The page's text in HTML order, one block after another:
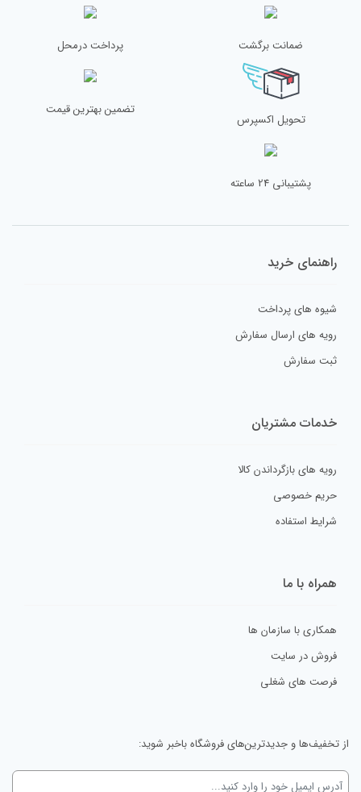
ضمانت برگشت پرداخت درمحل
تحویل اکسپرس
تضمین بهترین قیمت
پشتیبانی 24 ساعته
راهنمای خرید
شیوه های پرداخت
رویه های ارسال سفارش
ثبت سفارش
خدمات مشتریان
رویه های بازگرداندن کالا
حریم خصوصی
شرایط استفاده
همراه با ما
همکاری با سازمان ها
فروش در سایت
فرصت های شغلی
از تخفیف‌ها و جدیدترین‌های فروشگاه باخبر شوید: